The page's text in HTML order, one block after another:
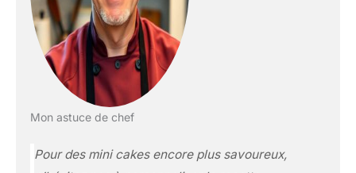
Mon astuce de chef
Pour des mini cakes encore plus savoureux,